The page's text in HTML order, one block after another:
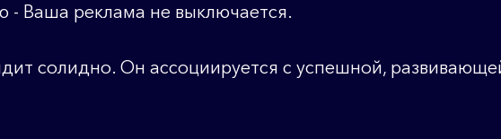
- Ваша реклама не выключается.
солидно. Он ассоциируется с успешной,